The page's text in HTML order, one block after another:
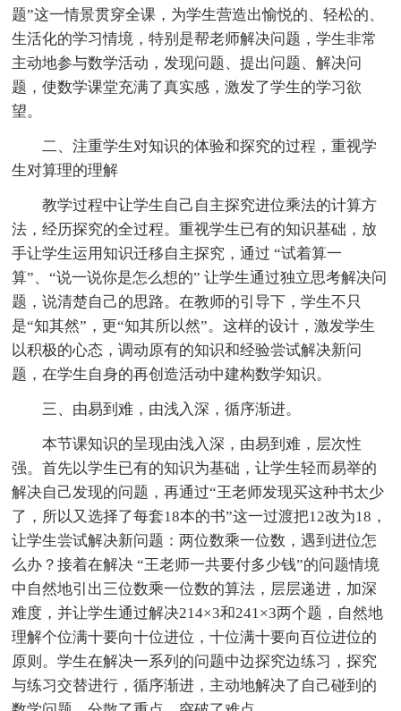
题”这一情景贯穿全课，为学生营造出愉悦的、轻松的、
生活化的学习情境，特别是帮老师解决问题，学生非常
主动地参与数学活动，发现问题、提出问题、解决问
题，使数学课堂充满了真实感，激发了学生的学习欲
望。
二、注重学生对知识的体验和探究的过程，重视学
生对算理的理解
教学过程中让学生自己自主探究进位乘法的计算方
法，经历探究的全过程。重视学生已有的知识基础，放
手让学生运用知识迁移自主探究，通过 “试着算一
算”、“说一说你是怎么想的” 让学生通过独立思考解决问
题，说清楚自己的思路。在教师的引导下，学生不只
是“知其然”，更“知其所以然”。这样的设计，激发学生
以积极的心态，调动原有的知识和经验尝试解决新问
题，在学生自身的再创造活动中建构数学知识。
三、由易到难，由浅入深，循序渐进。
本节课知识的呈现由浅入深，由易到难，层次性
强。首先以学生已有的知识为基础，让学生轻而易举的
解决自己发现的问题，再通过“王老师发现买这种书太少
了，所以又选择了每套18本的书”这一过渡把12改为18，
让学生尝试解决新问题：两位数乘一位数，遇到进位怎
么办？接着在解决 “王老师一共要付多少钱”的问题情境
中自然地引出三位数乘一位数的算法，层层递进，加深
难度，并让学生通过解决214×3和241×3两个题，自然地
理解个位满十要向十位进位，十位满十要向百位进位的
原则。学生在解决一系列的问题中边探究边练习，探究
与练习交替进行，循序渐进，主动地解决了自己碰到的